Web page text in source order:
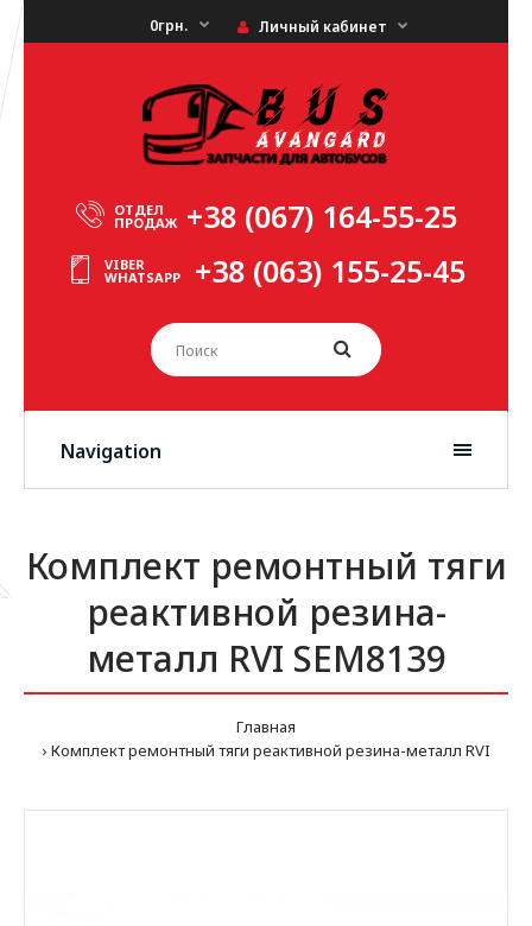
0грн. Личный кабинет
ОТДЕЛ
ПРОДАЖ +38 (067) 164-55-25
VIBER
WHATSAPP +38 (063) 155-25-45
Navigation
Комплект ремонтный тяги
реактивной резина-
металл RVI SEM8139
Главная
Комплект ремонтный тяги реактивной резина-металл RVI